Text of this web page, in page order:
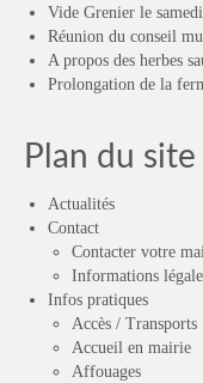
Vide Grenier le
Réunion du conseil
A propos des herbes
Prolongation de la
Plan du site
Actualités
Contact
Contacter votre
Informations
Infos pratiques
Accès / Transports
Accueil en mairie
Affouages